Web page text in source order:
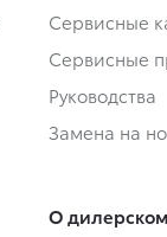
Сервисные
Сервисные
Руководства
Замена на
О